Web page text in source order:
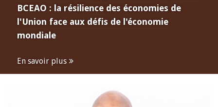
BCEAO : la résilience des économies de
l'Union face aux défis de l'économie
mondiale
En savoir plus